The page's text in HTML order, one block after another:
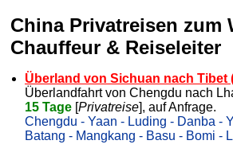
China Privatreisen zum
Chauffeur & Reiseleiter
Überland von Sichuan nach Tibet
Überlandfahrt von Chengdu nach
15 Tage [Privatreise], auf Anfrage.
Chengdu - Yaan - Luding - Danba -
Batang - Mangkang - Basu - Bomi -